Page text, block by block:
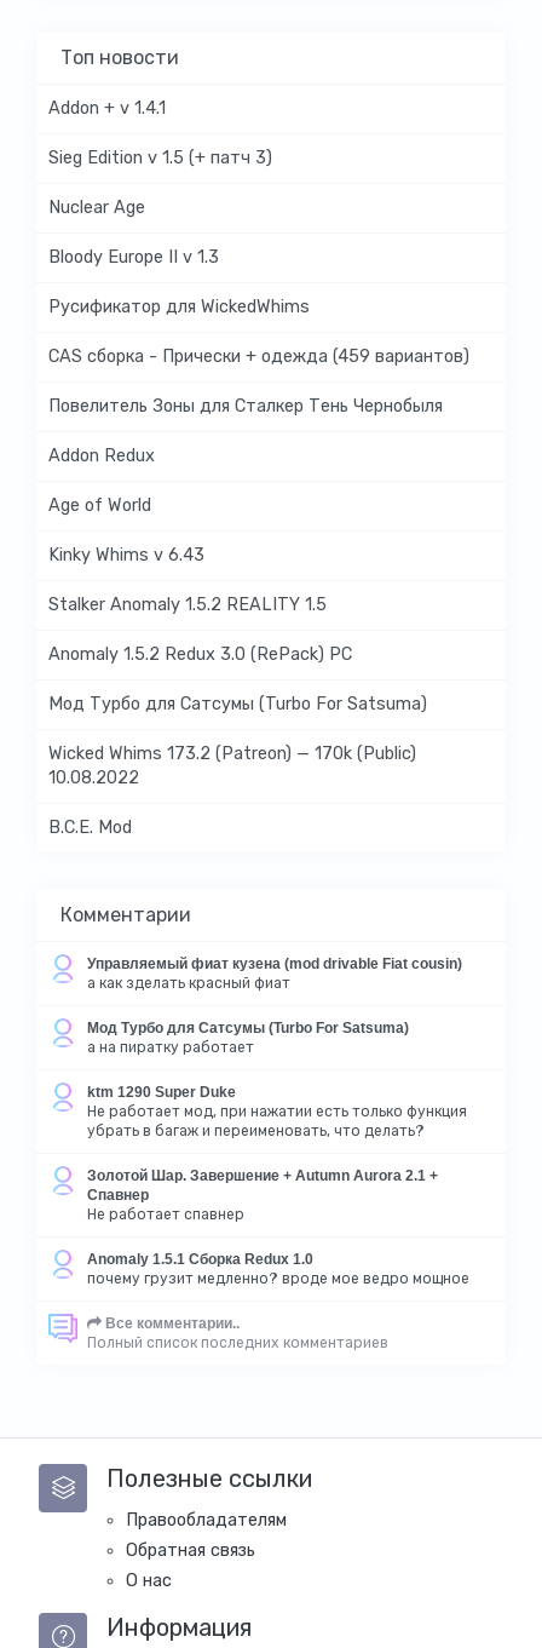
Топ новости
Addon + v 1.4.1
Sieg Edition v 1.5 (+ патч 3)
Nuclear Age
Bloody Europe II v 1.3
Русификатор для WickedWhims
CAS сборка - Прически + одежда (459 вариантов)
Повелитель Зоны для Сталкер Тень Чернобыля
Addon Redux
Age of World
Kinky Whims v 6.43
Stalker Anomaly 1.5.2 REALITY 1.5
Anomaly 1.5.2 Redux 3.0 (RePack) PC
Мод Турбо для Сатсумы (Turbo For Satsuma)
Wicked Whims 173.2 (Patreon) — 170k (Public)
10.08.2022
B.C.E. Mod
Комментарии
Управляемый фиат кузена (mod drivable Fiat cousin)
а как зделать красный фиат
Мод Турбо для Сатсумы (Turbo For Satsuma)
а на пиратку работает
ktm 1290 Super Duke
Не работает мод, при нажатии есть только функция
убрать в багаж и переименовать, что делать?
Золотой Шар. Завершение + Autumn Aurora 2.1 +
Спавнер
Не работает спавнер
Anomaly 1.5.1 Сборка Redux 1.0
почему грузит медленно? вроде мое ведро мощное
Все комментарии..
Полный список последних комментариев
Полезные ссылки
Правообладателям
Обратная связь
О нас
Информация